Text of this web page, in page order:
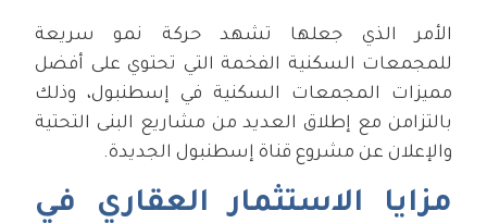
الأمر الذي جعلها تشهد حركة نمو سريعة
للمجمعات السكنية الفخمة التي تحتوي على أفضل
مميزات المجمعات السكنية في إسطنبول، وذلك
بالتزامن مع إطلاق العديد من مشاريع البنى التحتية
والإعلان عن مشروع قناة إسطنبول الجديدة.
مزايا الاستثمار العقاري في